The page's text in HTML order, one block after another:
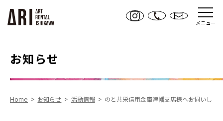
メニュー
お知らせ
Home お知らせ 活動情報 のと共栄信用金庫津幡支店様へお伺いしま